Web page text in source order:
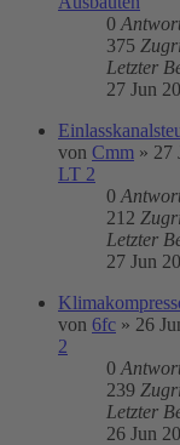
0
375
Letzter
27 Jun
von Cmm » 27
LT 2
0
212
Letzter
27 Jun
von 6fc » 26
2
0
239
Letzter
26 Jun